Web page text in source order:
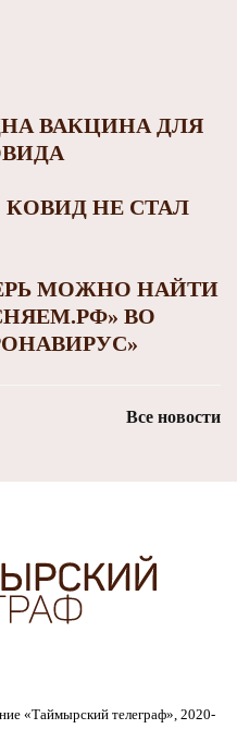
ВАКЦИНА ДЛЯ
НЕ СТАЛ
МОЖНО НАЙТИ
ВО
Все новости
«Таймырский телеграф», 2020-